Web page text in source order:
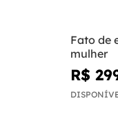
Fato de
mulher
R$